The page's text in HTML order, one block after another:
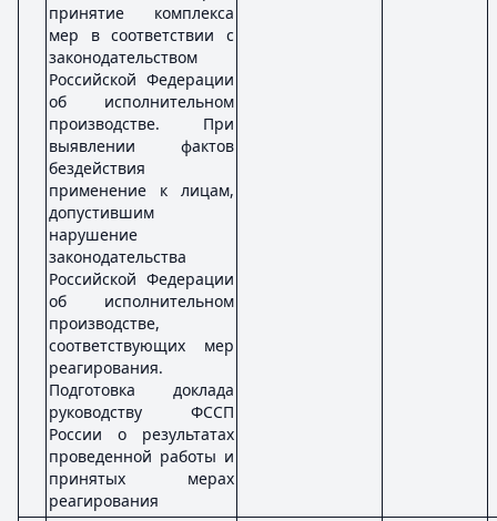
принятие комплекса
мер в соответствии с
законодательством
Российской Федерации
об исполнительном
производстве. При
выявлении фактов
бездействия
применение к лицам,
допустившим
нарушение
законодательства
Российской Федерации
об исполнительном
производстве,
соответствующих мер
реагирования.
Подготовка доклада
руководству ФССП
России о результатах
проведенной работы и
принятых мерах
реагирования